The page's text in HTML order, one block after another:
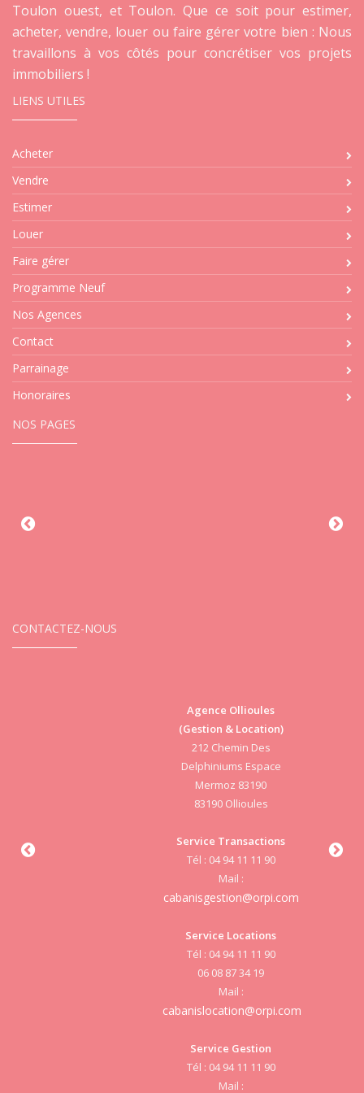
Toulon ouest, et Toulon. Que ce soit pour estimer,
acheter, vendre, louer ou faire gérer votre bien : Nous
travaillons à vos côtés pour concrétiser vos projets
immobiliers !
LIENS UTILES
Acheter
Vendre
Estimer
Louer
Faire gérer
Programme Neuf
Nos Agences
Contact
Parrainage
Honoraires
NOS PAGES
CONTACTEZ-NOUS
cabanisgestion@orpi.com
cabanislocation@orpi.com